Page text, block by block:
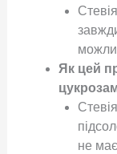
Як цей
не